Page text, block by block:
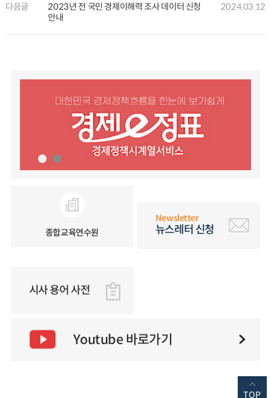
다음글
2023년 전 국민 경제이해력 조사 데이터 신청
안내
2024.03.12
종합교육연수원
Newsletter
뉴스레터 신청
시사 용어 사전
Youtube 바로가기
TOP